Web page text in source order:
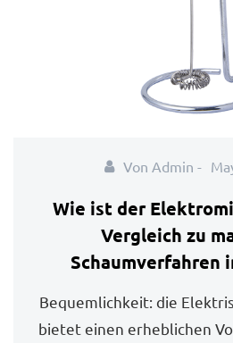
Von Admin -
Wie ist der
Vergleich zu
Schaumverfahren
Bequemlichkeit: die Elektrischer Milchschaum
bietet einen erheblichen